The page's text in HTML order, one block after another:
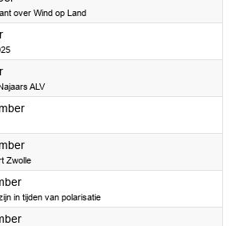
over Wind op Land
2025
2025
ALV
2025
2025
Zwolle
2025
in tijden van polarisatie
2025